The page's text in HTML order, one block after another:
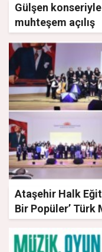
Gülşen
muhteşem açılış
Ataşehir Halk
Bir Popüler’ Türk